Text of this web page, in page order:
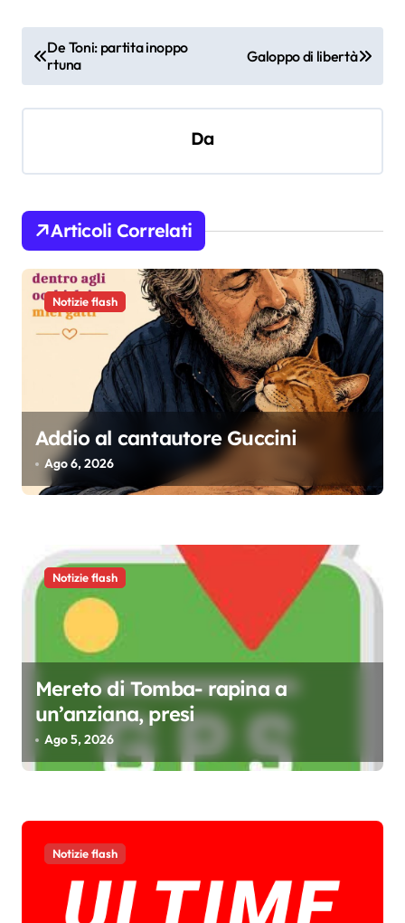
v
z
i
o
n
c
i
De Toni: partita inoppo
rtuna
Galoppo di libertà
Da
Articoli Correlati
Notizie flash
Addio al cantautore Guccini
Ago 6, 2026
Notizie flash
Mereto di Tomba- rapina a
un’anziana, presi
Ago 5, 2026
Notizie flash